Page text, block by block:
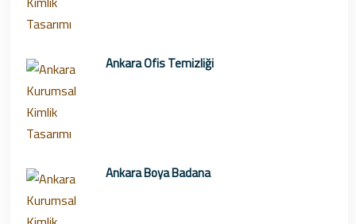
Ankara Ofis Temizliği
Ankara Boya Badana